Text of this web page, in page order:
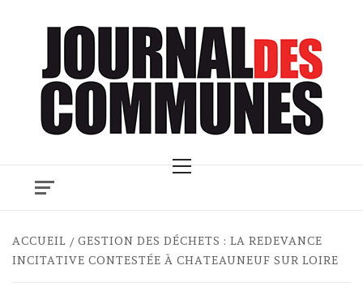
Menu
ACCUEIL
GESTION DES DÉCHETS : LA REDEVANCE
INCITATIVE CONTESTÉE À CHATEAUNEUF SUR LOIRE